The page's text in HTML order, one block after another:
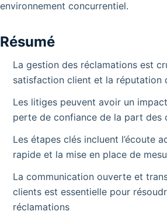
environnement concurrentiel.
Résumé
La gestion des réclamations est
satisfaction client et la réputation
Les litiges peuvent avoir un
perte de confiance de la part des
Les étapes clés incluent l’écoute
rapide et la mise en place de
La communication ouverte et
clients est essentielle pour
réclamations